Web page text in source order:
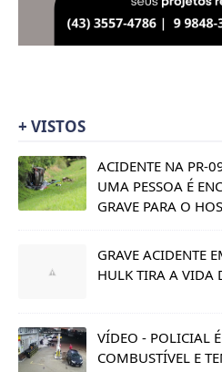
+ VISTOS
ACIDENTE NA PR-
UMA PESSOA É
GRAVE PARA O
GRAVE ACIDENTE
HULK TIRA A VIDA
VÍDEO - POLICIAL
COMBUSTÍVEL E